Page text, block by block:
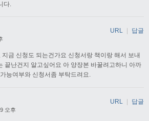
다.
금 신청도 되는건가요 신청서랑 책이랑 해서 보내
끝난건지 알고싶어요 아 양장본 바꿀려고하니 아까
능여부와 신청서좀 부탁드려요.
URL 답글
오후
URL 답글